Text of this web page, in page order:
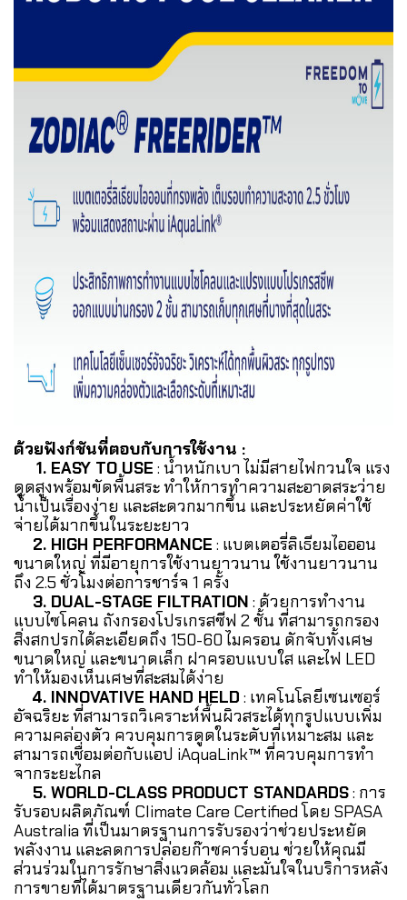
ด้วยฟังก์ชันที่ตอบกับการใช้งาน :
1. EASY TO USE : น้ำหนักเบา ไม่มีสายไฟกวนใจ แรง
ดูดสูงพร้อมขัดพื้นสระ ทำให้การทำความสะอาดสระว่าย
น้ำเป็นเรื่องง่าย และสะดวกมากขึ้น และประหยัดค่าใช้
จ่ายได้มากขึ้นในระยะยาว
2. HIGH PERFORMANCE : แบตเตอรี่ลิเธียมไอออน
ขนาดใหญ่ ที่มีอายุการใช้งานยาวนาน ใช้งานยาวนาน
ถึง 2.5 ชั่วโมงต่อการชาร์จ 1 ครั้ง
3. DUAL-STAGE FILTRATION : ด้วยการทำงาน
แบบไซโคลน ถังกรองโปรเกรสซีฟ 2 ชั้น ที่สามารถกรอง
สิ่งสกปรกได้ละเอียดถึง 150-60 ไมครอน ดักจับทั้งเศษ
ขนาดใหญ่ และขนาดเล็ก ฝาครอบแบบใส และไฟ LED
ทำให้มองเห็นเศษที่สะสมได้ง่าย
4. INNOVATIVE HAND HELD : เทคโนโลยีเซนเซอร์
อัจฉริยะ ที่สามารถวิเคราะห์พื้นผิวสระได้ทุกรูปแบบเพิ่ม
ความคล่องตัว ควบคุมการดูดในระดับที่เหมาะสม และ
สามารถเชื่อมต่อกับแอป iAquaLink™ ที่ควบคุมการทำ
จากระยะไกล
5. WORLD-CLASS PRODUCT STANDARDS: การ
รับรอบผลิตภัณฑ์ Climate Care Certified โดย SPASA
Australia ที่เป็นมาตรฐานการรับรองว่าช่วยประหยัด
พลังงาน และลดการปล่อยก๊าซคาร์บอน ช่วยให้คุณมี
ส่วนร่วมในการรักษาสิ่งแวดล้อม และมั่นใจในบริการหลัง
การขายที่ได้มาตรฐานเดียวกันทั่วโลก